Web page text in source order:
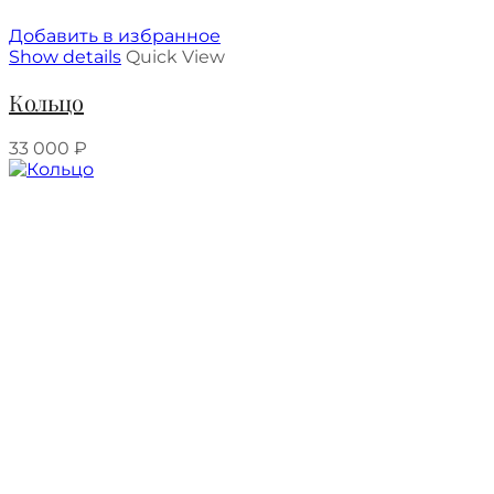
Добавить в избранное
Show details Quick View
Кольцо
33 000 ₽